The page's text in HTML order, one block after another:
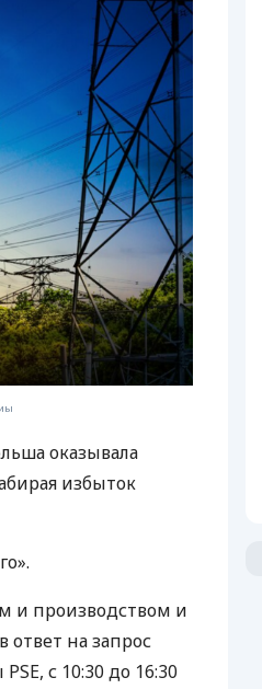
ЕЖЕМЕСЯЧНЫЙ ОБЗОР
КЕШБЭКА
ПУТЕВОДИТЕЛИ ПО
БАНКОВСКИМ КАРТАМ
оказывала
избыток
и производством и
ответ на запрос
с 10:30 до 16:30